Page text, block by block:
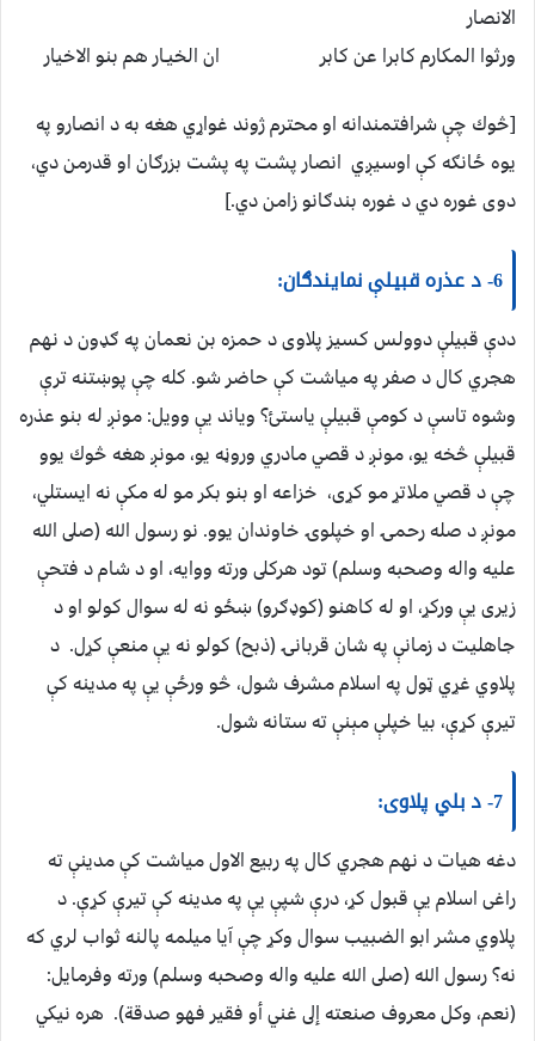
الانصار
ورثوا المكارم كابرا عن كابر ان الخيـار هم بنو الاخيار
[څوك چې شرافتمندانه او محترم ژوند غواړي هغه به د انصارو په
يوه ځانګه كې اوسيږي انصار پشت په پشت بزرګان او قدرمن دي،
دوى غوره دي د غوره بندګانو زامن دي.]
6- د عذره قبيلې نمايندګان:
ددې قبيلې دوولس كسيز پلاوى د حمزه بن نعمان په ګډون د نهم
هجري كال د صفر په مياشت كې حاضر شو. كله چې پوښتنه ترې
وشوه تاسې د كومې قبيلې ياستئ؟ وياند يې وويل: مونږ له بنو عذره
قبيلې څخه يو، مونږ د قصي مادري وروڼه يو، مونږ هغه څوك يوو
چې د قصي ملاتړ مو كړى، خزاعه او بنو بكر مو له مكې نه ايستلي،
مونږ د صله رحمۍ او خپلوۍ خاوندان يوو. نو رسول الله (صلى الله
عليه واله وصحبه وسلم) تود هركلى ورته ووايه، او د شام د فتحې
زيرى يې وركړ، او له كاهنو (كوډګرو) ښځو نه له سوال كولو او د
جاهليت د زمانې په شان قربانۍ (ذبح) كولو نه يې منعې كړل. د
پلاوي غړي ټول په اسلام مشرف شول، څو ورځې يې په مدينه كې
تيرې كړې، بيا خپلې مېنې ته ستانه شول.
7- د بلي پلاوى:
دغه هيات د نهم هجري كال په ربيع الاول مياشت كې مدينې ته
راغى اسلام يې قبول كړ، درې شپې يې په مدينه كې تيرې كړې. د
پلاوي مشر ابو الضبيب سوال وكړ چې آيا ميلمه پالنه ثواب لري كه
نه؟ رسول الله (صلى الله عليه واله وصحبه وسلم) ورته وفرمايل:
‏(‏نعم، وكل معروف صنعته إلى غني أو فقير فهو صدقة‏)‏. هره نيكي